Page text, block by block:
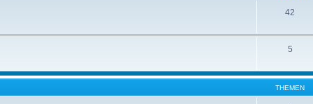
42
5
THEMEN